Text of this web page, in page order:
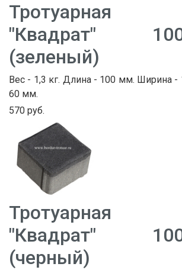
Тротуарная
"Квадрат"
(зеленый)
Вес - 1,3 кг. Длина - 100 мм. Ширина
60 мм.
570 руб.
Тротуарная
"Квадрат"
(черный)